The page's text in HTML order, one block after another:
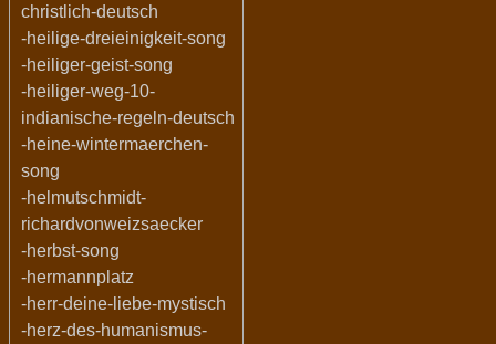
christlich-deutsch
-heilige-dreieinigkeit-song
-heiliger-geist-song
-heiliger-weg-10-
indianische-regeln-deutsch
-heine-wintermaerchen-
song
-helmutschmidt-
richardvonweizsaecker
-herbst-song
-hermannplatz
-herr-deine-liebe-mystisch
-herz-des-humanismus-